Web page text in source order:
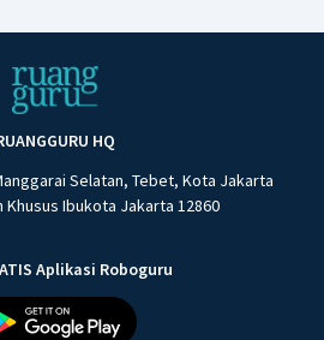
HQ
Selatan, Tebet, Kota Jakarta
Khusus Ibukota Jakarta 12860
Aplikasi Roboguru